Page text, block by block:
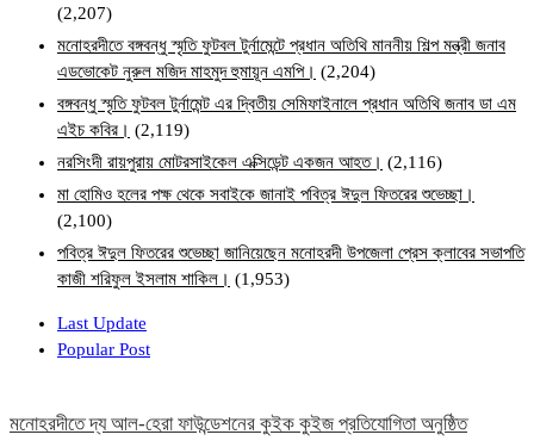
(2,207)
মনোহরদীতে বঙ্গবন্ধু স্মৃতি ফুটবল টুর্নামেন্টে প্রধান অতিথি মাননীয় শিল্প মন্ত্রী জনাব
এডভোকেট নুরুল মজিদ মাহমুদ হুমায়ূন এমপি। (2,204)
বঙ্গবন্ধু স্মৃতি ফুটবল টুর্নামেন্ট এর দ্বিতীয় সেমিফাইনালে প্রধান অতিথি জনাব ডা এম
এইচ কবির। (2,119)
নরসিংদী রায়পুরায় মোটরসাইকেল এক্সিডেন্ট একজন আহত। (2,116)
মা হোমিও হলের পক্ষ থেকে সবাইকে জানাই পবিত্র ঈদুল ফিতরের শুভেচ্ছা।
(2,100)
পবিত্র ঈদুল ফিতরের শুভেচ্ছা জানিয়েছেন মনোহরদী উপজেলা প্রেস ক্লাবের সভাপতি
কাজী শরিফুল ইসলাম শাকিল। (1,953)
Last Update
Popular Post
মনোহরদীতে দ্য আল-হেরা ফাউন্ডেশনের কুইক কুইজ প্রতিযোগিতা অনুষ্ঠিত